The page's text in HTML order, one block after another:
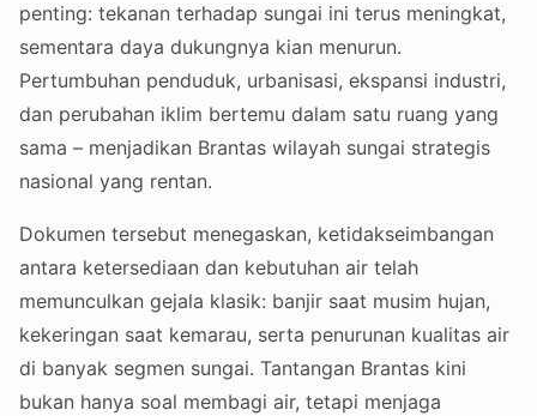
penting: tekanan terhadap sungai ini terus meningkat,
sementara daya dukungnya kian menurun.
Pertumbuhan penduduk, urbanisasi, ekspansi industri,
dan perubahan iklim bertemu dalam satu ruang yang
sama – menjadikan Brantas wilayah sungai strategis
nasional yang rentan.
Dokumen tersebut menegaskan, ketidakseimbangan
antara ketersediaan dan kebutuhan air telah
memunculkan gejala klasik: banjir saat musim hujan,
kekeringan saat kemarau, serta penurunan kualitas air
di banyak segmen sungai. Tantangan Brantas kini
bukan hanya soal membagi air, tetapi menjaga